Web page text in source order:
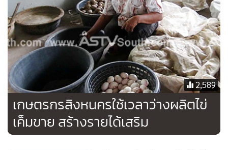
และเมื่อชาวเวียดนามส่วนหนึ่งได้อพยพย้ายถิ่นข้ามพรมแดน
ข้ามแม่น้ำโขงมายังประเทศไทยเข้ามาอาศัยในแถบภาคอีสาน
ของประเทศไทย ก็ได้นำวัฒนธรรมการกินของชาวฝรั่งเศสใน
เวียดนามและลาวมาด้วย และได้ประยุกต์มาเป็นอาหารจานเด่น
อย่างเมนู
“ไข่กระทะ”ขึ้นมา แล้วคนไทยเราก็นำมาประยุกต์
ดัดแปลงให้เป็นอาหารตามสไตล์ของคนไทยอีกที ทำให้เมนูไข่
กระทะในบ้านเรามีความหลากหลายทั้งด้วยหน้าตาและรสชาติที่
เลือกปรุงกันตามใจชอบ
2,589
เกษตรกรสิงหนครใช้เวลาว่างผลิตไข่
เค็มขาย สร้างรายได้เสริม